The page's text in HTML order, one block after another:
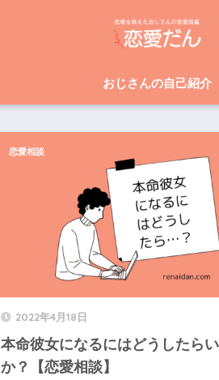
おじさんの自己紹介
2022年4月18日
本命彼女になるにはどうしたら
か？【恋愛相談】
恋愛相談